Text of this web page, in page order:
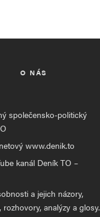
O NÁS
společensko-politický
www.denik.to
kanál Deník TO –
a jejich názory,
rozhovory, analýzy a glosy.